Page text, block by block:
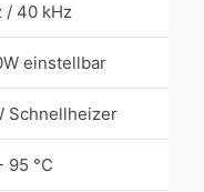
/ 40 kHz
einstellbar
Schnellheizer
95 °C